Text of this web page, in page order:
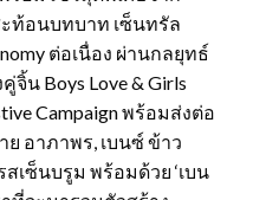
ะท้อนบทบาท เซ็นทรัล
ต่อเนื่อง ผ่านกลยุทธ์
จิ้น Boys Love & Girls
Campaign พร้อมส่งต่อ
อาภาพร, เบนซ์ ข้าว
เซ็นบรูม พร้อมด้วย ‘เบน